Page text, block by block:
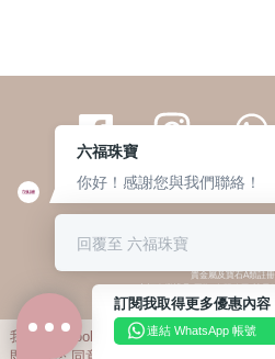
繁體 | 簡体
© 六福集團 版權所有 不得轉載
貴金屬及寶石A類註
(六福企業禮品(國際)有限公司-註冊
六福電子商貿有限公司-註冊號碼
貴金屬及寶石B類註冊
(六福集團有限公司-註冊號碼
六福珠寶金行(香港)有限公司-註冊
我們利用cookies為您提供最佳的瀏覽體
訂閱我取得更多優惠內容
連結 WhatsApp 帳號
六福珠寶
你好！感謝您與我們聯絡！
回覆至 六福珠寶